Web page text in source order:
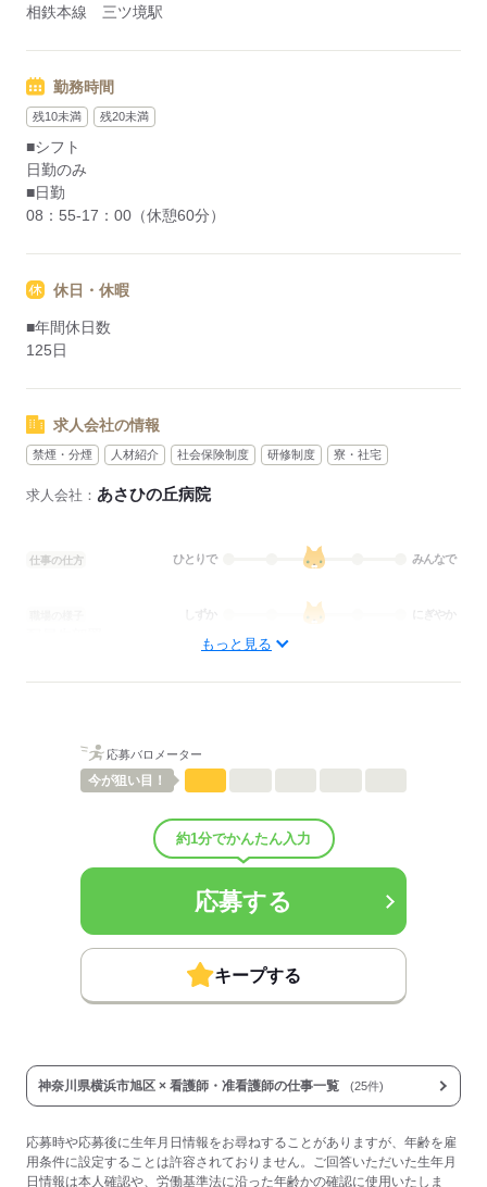
相鉄本線 三ツ境駅
勤務時間
残10未満 残20未満
■シフト
日勤のみ
■日勤
08：55-17：00（休憩60分）
休日・休暇
■年間休日数
125日
求人会社の情報
禁煙・分煙 人材紹介 社会保険制度 研修制度 寮・社宅
求人会社： あさひの丘病院
仕事の仕方 ひとりで みんなで
にぎやか
■退職金制度：有（勤続3年以上）
■退職金制度備考：
・職員食堂あり、昼食は選べるお弁当注文可能（1日毎に申込可）
・1食300円、金額上乗せでオプションメニューあり
・夜勤時は夕食・朝食つき（無料）
■その他手当：
保育・学童手当 10000円／月（2名分まで）
確定拠出年金加入奨励手当（拠出額に応じて）
もっと見る
応募バロメーター
今が狙い目！
約1分でかんたん入力
応募する
キープする
神奈川県横浜市旭区 × 看護師・准看護師の仕事一覧 (25件)
応募時や応募後に生年月日情報をお尋ねすることがありますが、年齢を雇
用条件に設定することは許容されておりません。ご回答いただいた生年月
日情報は本人確認や、労働基準法に沿った年齢かの確認に使用いたしま